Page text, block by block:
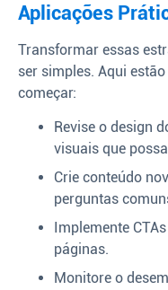
Aplicações
Transformar essas
ser simples. Aqui
começar:
Revise o design
visuais que
Crie conteúdo
perguntas
Implemente
páginas.
Monitore o